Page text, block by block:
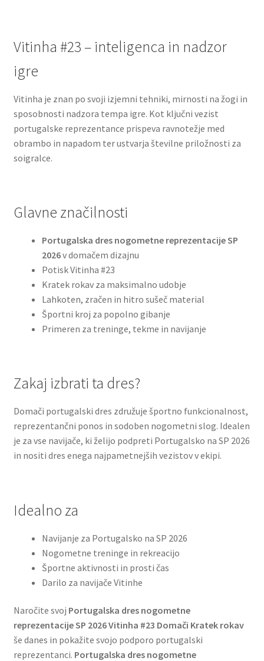
Vitinha #23 – inteligenca in nadzor
igre
Vitinha je znan po svoji izjemni tehniki, mirnosti na žogi in
sposobnosti nadzora tempa igre. Kot ključni vezist
portugalske reprezentance prispeva ravnotežje med
obrambo in napadom ter ustvarja številne priložnosti za
soigralce.
Glavne značilnosti
Portugalska dres nogometne reprezentacije SP
2026v domačem dizajnu
Potisk Vitinha #23
Kratek rokav za maksimalno udobje
Lahkoten, zračen in hitro sušeč material
Športni kroj za popolno gibanje
Primeren za treninge, tekme in navijanje
Zakaj izbrati ta dres?
Domači portugalski dres združuje športno funkcionalnost,
reprezentančni ponos in sodoben nogometni slog. Idealen
je za vse navijače, ki želijo podpreti Portugalsko na SP 2026
in nositi dres enega najpametnejših vezistov v ekipi.
Idealno za
Navijanje za Portugalsko na SP 2026
Nogometne treninge in rekreacijo
Športne aktivnosti in prosti čas
Darilo za navijače Vitinhe
Naročite svoj Portugalska dres nogometne
reprezentacije SP 2026 Vitinha #23 Domači Kratek rokav
še danes in pokažite svojo podporo portugalski
reprezentanci. Portugalska dres nogometne